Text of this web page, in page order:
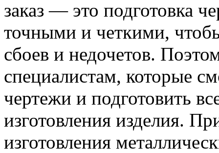
заказ — это подготовка
точными и четкими,
сбоев и недочетов.
специалистам, которые
чертежи и подготовить
изготовления изделия.
изготовления